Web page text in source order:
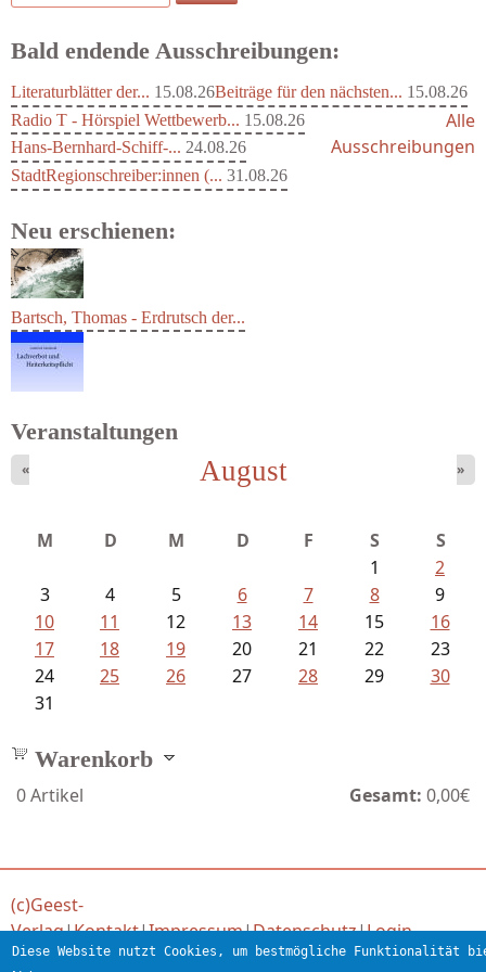
Bald endende Ausschreibungen:
Literaturblätter der... 15.08.26Beiträge für den nächsten... 15.08.26
Radio T - Hörspiel Wettbewerb... 15.08.26
Hans-Bernhard-Schiff-... 24.08.26
StadtRegionschreiber:innen (... 31.08.26
Alle
Ausschreibungen
Neu erschienen:
Bartsch, Thomas - Erdrutsch der...
Meinhold, Gottfried - Lachverbot...
Veranstaltungen
August
« »
M D M D F S
S
1
2
3
4 5 6 7 8
9
10
11 12 13 14 15
16
17
18 19 20 21 22
23
24
25 26 27 28 29
30
31
Warenkorb
0Artikel Gesamt: 0,00€
(c)Geest-
Verlag|Kontakt|Impressum|Datenschutz|Login
Diese Website nutzt Cookies, um bestmögliche Funktionalität